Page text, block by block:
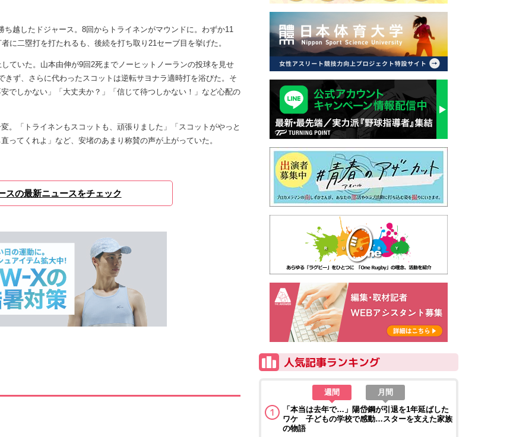
越したドジャース。8回からトライネンがマウンドに。わずか11
に二塁打を打たれるも、後続を打ち取り21セーブ目を挙げた。
いた。山本由伸が9回2死までノーヒットノーランの投球を見せ
ず、さらに代わったスコットは逆転サヨナラ適時打を浴びた。そ
でしかない」「大丈夫か？」「信じて待つしかない！」など心配の
「トライネンもスコットも、頑張りました」「スコットがやっと
ってくれよ」など、安堵のあまり称賛の声が上がっていた。
スの最新ニュースをチェック
週間
月間
「本当は去年で…」陽岱鋼が引退を1年延ばした
ワケ 子どもの学校で感動…スターを支えた家族
の物語